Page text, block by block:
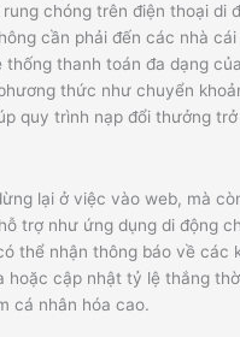
chóng trên điện thoại di
cần phải đến các nhà
thống thanh toán đa dạng
thức như chuyển
quy trình nạp đổi thưởng
lại ở việc vào web, mà
trợ như ứng dụng di động
thể nhận thông báo về các
hoặc cập nhật tỷ lệ thắng
cá nhân hóa cao.